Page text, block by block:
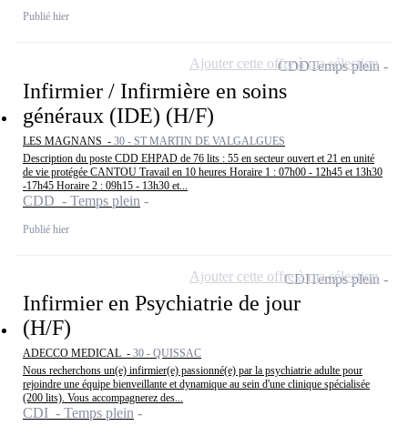
Publié hier
Infirmier / Infirmière en soins
généraux (IDE) (H/F)
LES MAGNANS - 30 - ST MARTIN DE VALGALGUES
Description du poste CDD EHPAD de 76 lits : 55 en secteur ouvert et 21 en unité
de vie protégée CANTOU Travail en 10 heures Horaire 1 : 07h00 - 12h45 et 13h30
-17h45 Horaire 2 : 09h15 - 13h30 et...
CDD - Temps plein
Publié hier
CDDTemps plein
Ajouter cette offre à ma sélection
Infirmier en Psychiatrie de jour
(H/F)
ADECCO MEDICAL - 30 - QUISSAC
Nous recherchons un(e) infirmier(e) passionné(e) par la psychiatrie adulte pour
rejoindre une équipe bienveillante et dynamique au sein d'une clinique spécialisée
(200 lits). Vous accompagnerez des...
CDI - Temps plein
CDITemps plein
Ajouter cette offre à ma sélection